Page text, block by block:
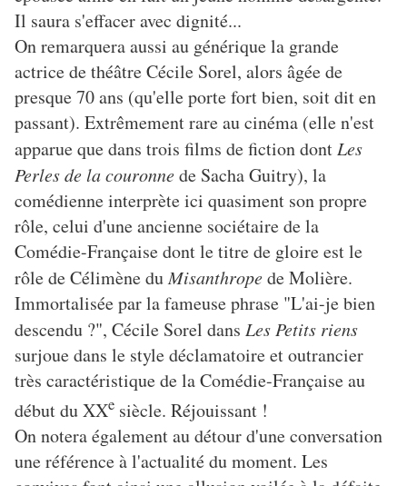
Il saura s'effacer avec dignité...
On remarquera aussi au générique la grande
actrice de théâtre Cécile Sorel, alors âgée de
presque 70 ans (qu'elle porte fort bien, soit dit en
passant). Extrêmement rare au cinéma (elle n'est
apparue que dans trois films de fiction dont Les
Perles de la couronnede Sacha Guitry), la
comédienne interprète ici quasiment son propre
rôle, celui d'une ancienne sociétaire de la
Comédie-Française dont le titre de gloire est le
rôle de Célimène duMisanthropede Molière.
Immortalisée par la fameuse phrase "L'ai-je bien
descendu ?", Cécile Sorel dans Les Petits riens
surjoue dans le style déclamatoire et outrancier
très caractéristique de la Comédie-Française au
début du XXe siècle. Réjouissant !
On notera également au détour d'une conversation
une référence à l'actualité du moment. Les